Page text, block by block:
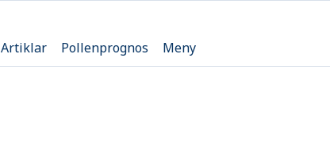
Artiklar Pollenprognos Meny